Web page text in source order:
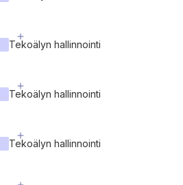
Tekoälyn hallinnointi
Tekoälyn hallinnointi
Tekoälyn hallinnointi